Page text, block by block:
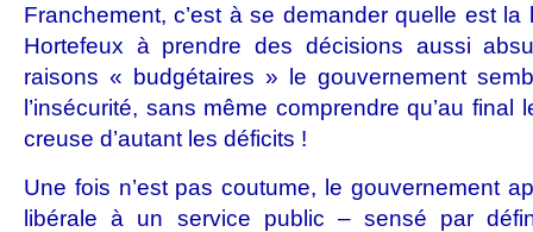
Franchement, c’est à se demander quelle est
Hortefeux à prendre des décisions aussi
raisons « budgétaires » le gouvernement
l’insécurité, sans même comprendre qu’au
creuse d’autant les déficits !
Une fois n’est pas coutume, le gouvernement
libérale à un service public – sensé par